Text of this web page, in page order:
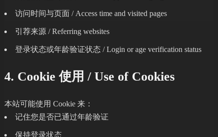
访问时间与页面 / Access time and visited pages
引荐来源 / Referring websites
登录状态或年龄验证状态 / Login or age verification status
4. Cookie 使用 / Use of Cookies
本站可能使用 Cookie 来：
记住您是否已通过年龄验证
保持登录状态